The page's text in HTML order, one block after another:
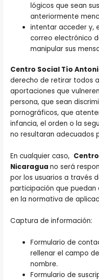
lógicos que sean
anteriormente
intentar acceder y,
correo electrónico
manipular sus
Centro Social Tío
derecho de retirar todos
aportaciones que
persona, que sean
pornográficos, que
infancia, el orden o la
no resultaran adecuados
En cualquier caso,
Nicaraguano será
por los usuarios a través
participación que
en la normativa de
Captura de información:
Formulario de
rellenar el campo
nombre.
Formulario de